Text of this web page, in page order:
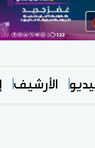
الأرشيف